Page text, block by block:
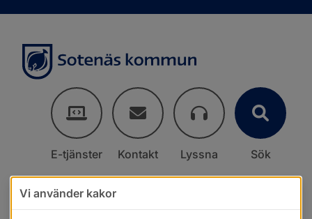
E-tjänster Kontakt Lyssna Sök
Vi använder kakor